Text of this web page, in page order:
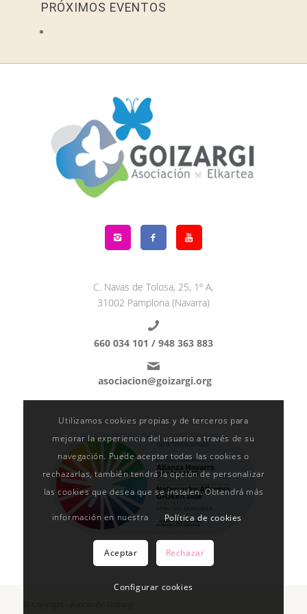
PRÓXIMOS EVENTOS
C. Navas de Tolosa, 25, 1º A,
31002 Pamplona (Navarra)
660 034 101 / 948 363 883
asociacion@goizargi.org
Utilizamos cookies propias y de terceros para
mejorar la experiencia del usuario a través de su
navegación. Puede aceptar todas las cookies o
rechazarlas, también tendrá la opción de personalizar
las cookies que desea que se instalen. Obtendrá más
información en nuestra Política de cookies
Aceptar Rechazar
Configurar cookies